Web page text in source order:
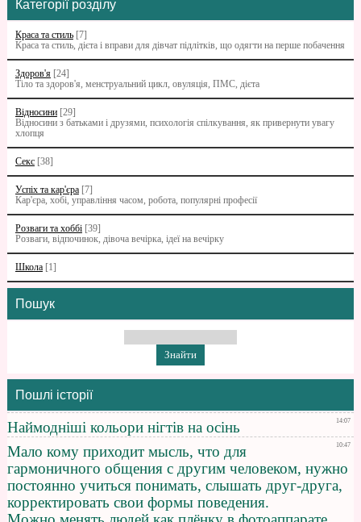
Категорії розділу
Краса та стиль [7]
Краса та стиль, дієта і вправи для дівчат підлітків, що одягти на перше побачення
Здоров'я [24]
Тіло та здоров'я, менструальний цикл, овуляція, ПМС, дієта
Відносини [29]
Відносини з батьками i друзями, психологія спілкування, як привернути увагу
хлопця
Секс [38]
Успіх та кар'єра [7]
Кар'єра, хобі, управління часом, робота, популярні професії
Розваги та хоббі [39]
Розваги, відпочинок, дівоча вечірка, ідеї на вечірку
Школа [1]
Пошук
Пошлі історії